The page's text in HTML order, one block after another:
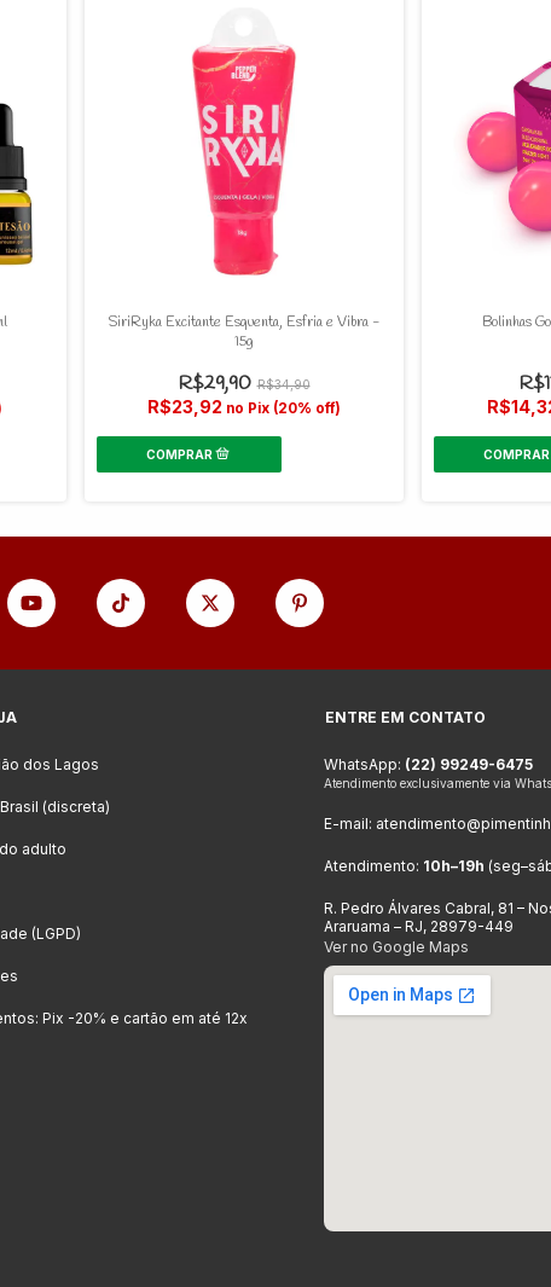
SiriRyka Excitante Esquenta, Esfria e Vibra -
15g
R$29,90 R$34,90
R$23,92 no Pix (20% off)
Bolinhas
dos Lagos
(discreta)
adulto
(LGPD)
Pix -20% e cartão em até 12x
ENTRE EM CONTATO
WhatsApp: (22) 99249-6475
Atendimento exclusivamente via
E-mail:
Atendimento: 10h–19h
R. Pedro Álvares Cabral, 81 –
Araruama – RJ, 28979-449
Ver no Google Maps